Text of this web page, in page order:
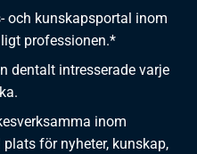
och kunskapsportal inom
professionen.*
dentalt intresserade varje
inom
för nyheter, kunskap,